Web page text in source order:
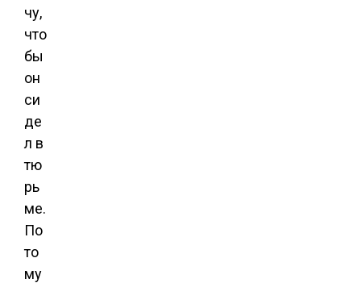
чу,
что
бы
он
си
де
л в
тю
рь
ме.
По
то
му